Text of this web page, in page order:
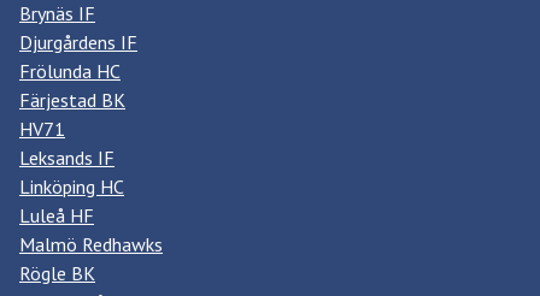
Brynäs IF
Djurgårdens IF
Frölunda HC
Färjestad BK
HV71
Leksands IF
Linköping HC
Luleå HF
Malmö Redhawks
Rögle BK